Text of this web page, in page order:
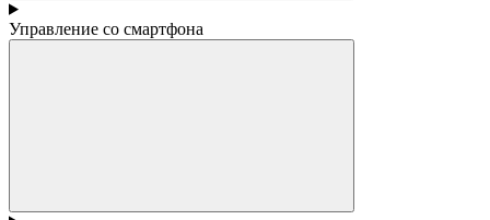
Управление со смартфона